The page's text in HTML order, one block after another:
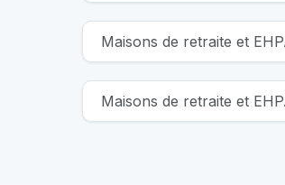
Maisons de retraite et
Maisons de retraite et